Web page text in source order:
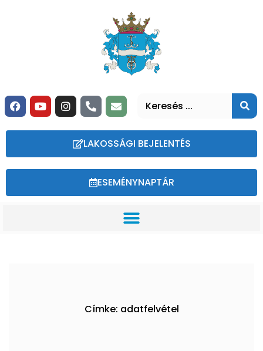
LAKOSSÁGI BEJELENTÉS
ESEMÉNYNAPTÁR
Címke: adatfelvétel